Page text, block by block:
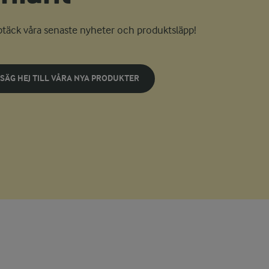
våra senaste nyheter och produktsläpp!
SÄG HEJ TILL VÅRA NYA PRODUKTER